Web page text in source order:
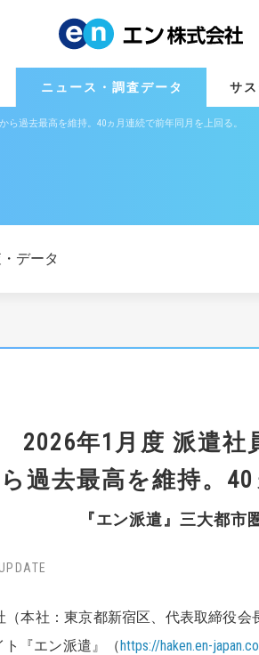
ニュース・調査データ サ
ら過去最高を維持。40ヵ月連続で前年同月を上回る。
データ
2026年1月度 派遣社
過去最高を維持。
『エン派遣』三大都市
（本社：東京都新宿区、代表取締役
ト『エン派遣』（https://haken.en-